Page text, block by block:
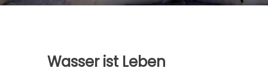
Wasser ist Leben